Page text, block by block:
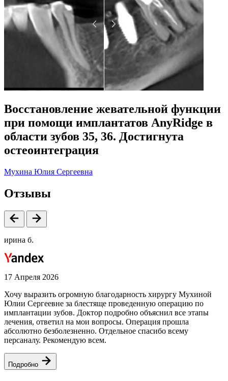
Восстановление жевательной функции
при помощи имплантатов AnyRidge в
области зубов 35, 36. Достигнута
остеоинтеграция
Мухина Юлия Сергеевна
Отзывы
ирина б.
17 Апреля 2026
Хочу выразить огромную благодарность хирургу Мухиной
Юлии Сергеевне за блестяще проведенную операцию по
имплантации зубов. Доктор подробно объяснил все этапы
лечения, ответил на мои вопросы. Операция прошла
абсолютно безболезненно. Отдельное спасибо всему
персаналу. Рекомендую всем.
Подробно